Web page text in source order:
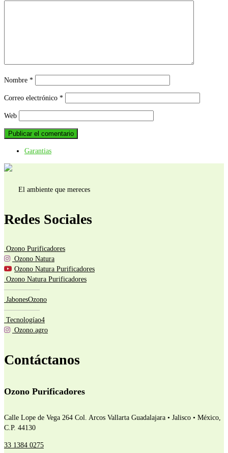
Nombre *
Correo electrónico *
Web
Garantias
El ambiente que mereces
Redes Sociales
Ozono Purificadores
Ozono Natura
Ozono Natura Purificadores
Ozono Natura Purificadores
—————
JabonesOzono
—————
Tecnologíao4
Ozono.agro
Contáctanos
Ozono Purificadores
Calle Lope de Vega 264 Col. Arcos Vallarta Guadalajara • Jalisco • México,
C.P. 44130
33 1384 0275